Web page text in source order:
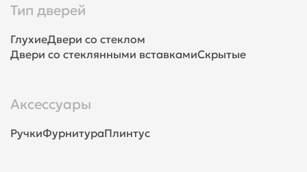
Тип дверей
ГлухиеДвери со стеклом
Двери со стеклянными вставкамиСкрытые
Аксессуары
РучкиФурнитураПлинтус